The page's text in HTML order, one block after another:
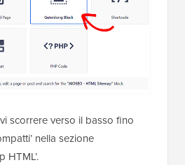
scorrere verso il basso fino
nella sezione
HTML’.